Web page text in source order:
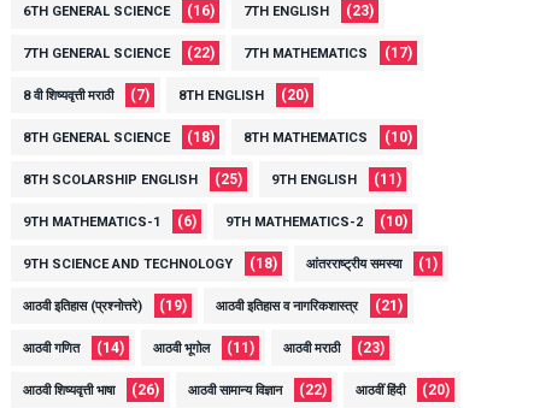
6TH GENERAL SCIENCE (16) 7TH ENGLISH (23)
7TH GENERAL SCIENCE (22) 7TH MATHEMATICS (17)
8 वी शिष्यवृत्ती मराठी (7) 8TH ENGLISH (20)
8TH GENERAL SCIENCE (18) 8TH MATHEMATICS (10)
8TH SCOLARSHIP ENGLISH (25) 9TH ENGLISH (11)
9TH MATHEMATICS-1 (6) 9TH MATHEMATICS-2 (10)
9TH SCIENCE AND TECHNOLOGY (18) आंतरराष्ट्रीय समस्या (1)
आठवी इतिहास (प्रश्नोत्तरे) (19) आठवी इतिहास व नागरिकशास्त्र (21)
आठवी गणित (14) आठवी भूगोल (11) आठवी मराठी (23)
आठवी शिष्यवृत्ती भाषा (26) आठवी सामान्य विज्ञान (22) आठवीं हिंदी (20)